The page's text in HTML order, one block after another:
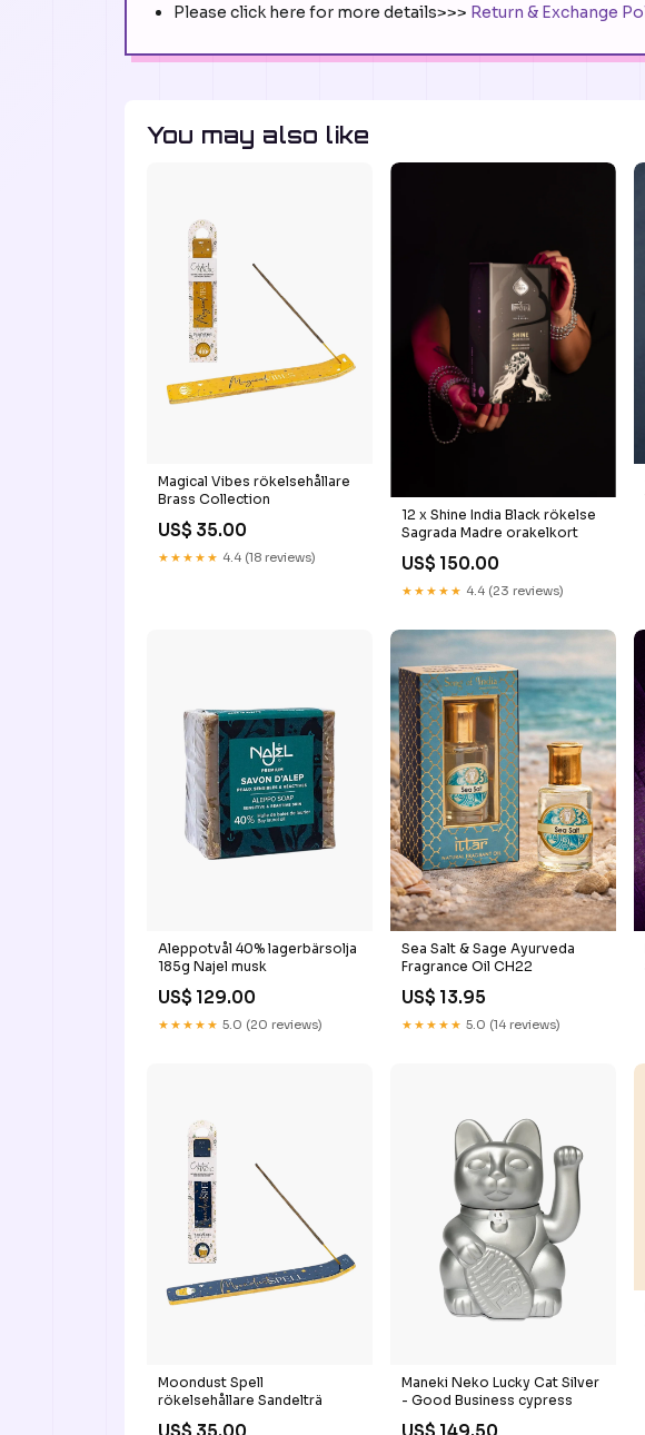
Please click here for more details>>> Return & Exchange
You may also like
Magical Vibes rökelsehållare
Brass Collection
US$ 35.00
★★★★★ 4.4 (18 reviews)
12 x Shine India Black rökelse
Sagrada Madre orakelkort
US$ 150.00
★★★★★ 4.4 (23 reviews)
Aleppotvål 40% lagerbärsolja
185g Najel musk
US$ 129.00
★★★★★ 5.0 (20 reviews)
Sea Salt & Sage Ayurveda
Fragrance Oil CH22
US$ 13.95
★★★★★ 5.0 (14 reviews)
Moondust Spell
rökelsehållare Sandelträ
Maneki Neko Lucky Cat Silver
- Good Business cypress